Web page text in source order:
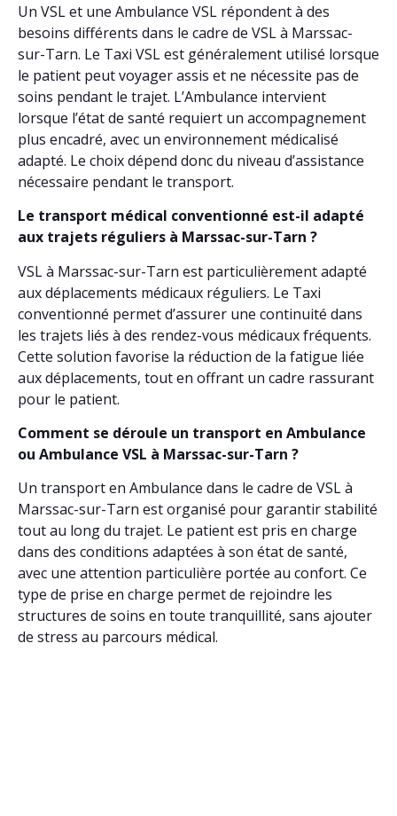
Un VSL et une Ambulance VSL répondent à des
besoins différents dans le cadre de VSL à Marssac-
sur-Tarn. Le Taxi VSL est généralement utilisé lorsque
le patient peut voyager assis et ne nécessite pas de
soins pendant le trajet. L’Ambulance intervient
lorsque l’état de santé requiert un accompagnement
plus encadré, avec un environnement médicalisé
adapté. Le choix dépend donc du niveau d’assistance
nécessaire pendant le transport.
Le transport médical conventionné est-il adapté
aux trajets réguliers à Marssac-sur-Tarn ?
VSL à Marssac-sur-Tarn est particulièrement adapté
aux déplacements médicaux réguliers. Le Taxi
conventionné permet d’assurer une continuité dans
les trajets liés à des rendez-vous médicaux fréquents.
Cette solution favorise la réduction de la fatigue liée
aux déplacements, tout en offrant un cadre rassurant
pour le patient.
Comment se déroule un transport en Ambulance
ou Ambulance VSL à Marssac-sur-Tarn ?
Un transport en Ambulance dans le cadre de VSL à
Marssac-sur-Tarn est organisé pour garantir stabilité
tout au long du trajet. Le patient est pris en charge
dans des conditions adaptées à son état de santé,
avec une attention particulière portée au confort. Ce
type de prise en charge permet de rejoindre les
structures de soins en toute tranquillité, sans ajouter
de stress au parcours médical.